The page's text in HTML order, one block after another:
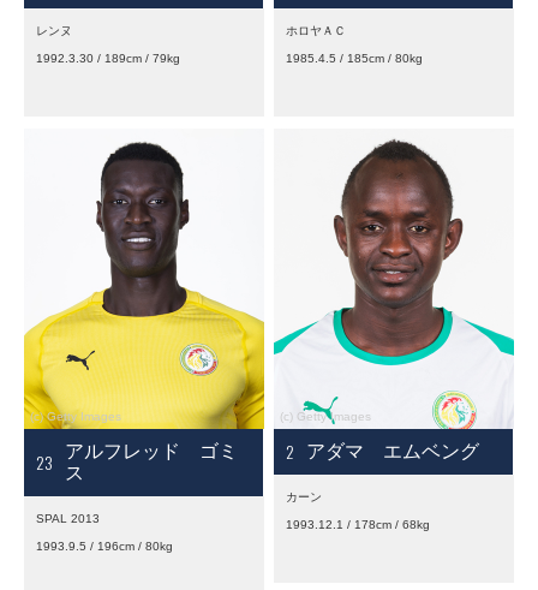
レンヌ
1992.3.30 / 189cm / 79kg
ホロヤＡＣ
1985.4.5 / 185cm / 80kg
23
アルフレッド ゴミ
ス
SPAL 2013
1993.9.5 / 196cm / 80kg
2 アダマ エムベング
カーン
1993.12.1 / 178cm / 68kg